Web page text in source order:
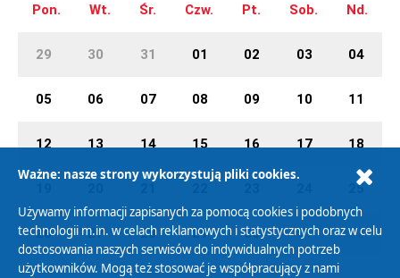
Pon. Wt. Śr. Czw. Pt. Sob. Nd.
29 30 31 01 02 03 04
05 06 07 08 09 10 11
12 13 14 15 16 17 18
25
26 27 28 29 30 01 02
Ważne: nasze strony wykorzystują pliki cookies.
Używamy informacji zapisanych za pomocą cookies i podobnych
technologii m.in. w celach reklamowych i statystycznych oraz w celu
dostosowania naszych serwisów do indywidualnych potrzeb
użytkowników. Mogą też stosować je współpracujący z nami